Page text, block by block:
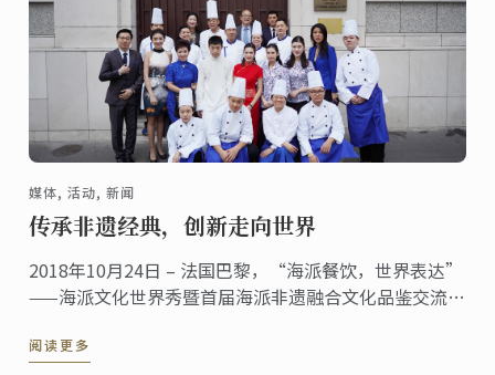
媒体, 活动, 新闻
传承非遗经典，创新走向世界
2018年10月24日 – 法国巴黎，“海派餐饮，世界表达”
——海派文化世界秀暨首届海派非遗融合文化品鉴交流会
手上海市商贸旅游学校、上海市烹饪协会、上海市非物
阅读更多